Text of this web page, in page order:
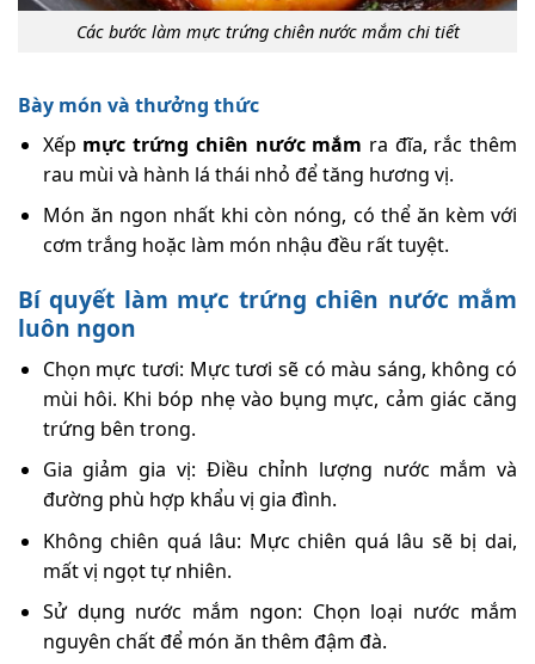
Các bước làm mực trứng chiên nước mắm chi tiết
Bày món và thưởng thức
Xếp mực trứng chiên nước mắm ra đĩa, rắc thêm
rau mùi và hành lá thái nhỏ để tăng hương vị.
Món ăn ngon nhất khi còn nóng, có thể ăn kèm với
cơm trắng hoặc làm món nhậu đều rất tuyệt.
Bí quyết làm mực trứng chiên nước mắm
luôn ngon
Chọn mực tươi: Mực tươi sẽ có màu sáng, không có
mùi hôi. Khi bóp nhẹ vào bụng mực, cảm giác căng
trứng bên trong.
Gia giảm gia vị: Điều chỉnh lượng nước mắm và
đường phù hợp khẩu vị gia đình.
Không chiên quá lâu: Mực chiên quá lâu sẽ bị dai,
mất vị ngọt tự nhiên.
Sử dụng nước mắm ngon: Chọn loại nước mắm
nguyên chất để món ăn thêm đậm đà.